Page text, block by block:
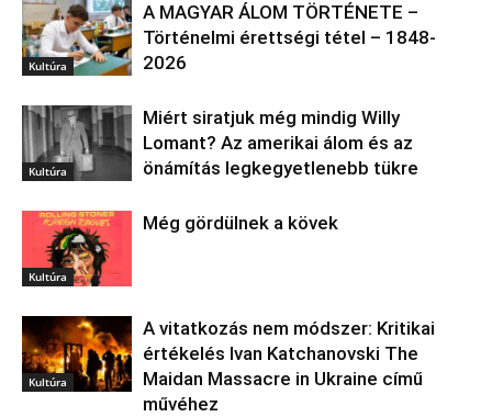
Kultúra
A MAGYAR ÁLOM TÖRTÉNETE –
Történelmi érettségi tétel – 1848-
2026
Kultúra
Miért siratjuk még mindig Willy
Lomant? Az amerikai álom és az
önámítás legkegyetlenebb tükre
Kultúra
Még gördülnek a kövek
Kultúra
A vitatkozás nem módszer: Kritikai
értékelés Ivan Katchanovski The
Maidan Massacre in Ukraine című
művéhez